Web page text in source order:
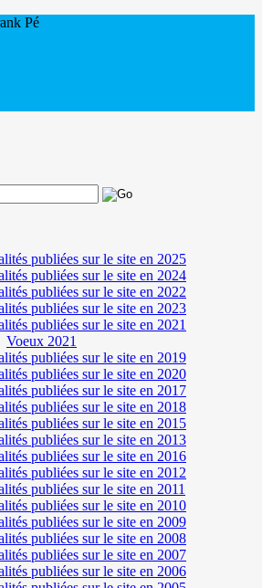
Pé
publiées sur le site en 2025
publiées sur le site en 2024
publiées sur le site en 2022
publiées sur le site en 2023
publiées sur le site en 2021
Voeux 2021
publiées sur le site en 2019
publiées sur le site en 2020
publiées sur le site en 2017
publiées sur le site en 2018
publiées sur le site en 2015
publiées sur le site en 2013
publiées sur le site en 2016
publiées sur le site en 2012
publiées sur le site en 2011
publiées sur le site en 2010
publiées sur le site en 2009
publiées sur le site en 2008
publiées sur le site en 2007
publiées sur le site en 2006